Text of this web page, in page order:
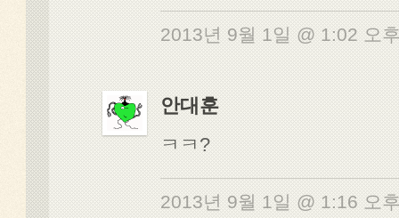
2013년 9월 1일 @ 1:02 오
안대훈
ㅋㅋ?
2013년 9월 1일 @ 1:16 오